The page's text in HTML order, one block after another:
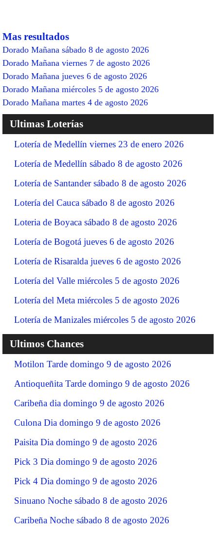
Mas resultados
Dorado Mañana sábado 8 de agosto 2026
Dorado Mañana viernes 7 de agosto 2026
Dorado Mañana jueves 6 de agosto 2026
Dorado Mañana miércoles 5 de agosto 2026
Dorado Mañana martes 4 de agosto 2026
Ultimas Loterías
Lotería de Medellín viernes 23 de enero 2026
Lotería de Medellín sábado 8 de agosto 2026
Lotería de Santander sábado 8 de agosto 2026
Lotería del Cauca sábado 8 de agosto 2026
Loteria de Boyaca sábado 8 de agosto 2026
Lotería de Bogotá jueves 6 de agosto 2026
Lotería de Risaralda jueves 6 de agosto 2026
Lotería del Valle miércoles 5 de agosto 2026
Lotería del Meta miércoles 5 de agosto 2026
Lotería de Manizales miércoles 5 de agosto 2026
Ultimos Chances
Motilon Tarde domingo 9 de agosto 2026
Antioqueñita Tarde domingo 9 de agosto 2026
Caribeña dia domingo 9 de agosto 2026
Culona Dia domingo 9 de agosto 2026
Paisita Dia domingo 9 de agosto 2026
Pick 3 Dia domingo 9 de agosto 2026
Pick 4 Dia domingo 9 de agosto 2026
Sinuano Noche sábado 8 de agosto 2026
Caribeña Noche sábado 8 de agosto 2026